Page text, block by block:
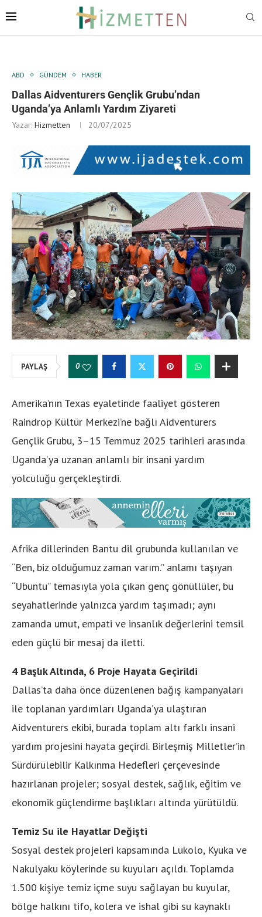
ABD GÜNDEM HABER
Dallas Aidventurers Gençlik Grubu’ndan
Uganda’ya Anlamlı Yardım Ziyareti
Yazar: Hizmetten 20/07/2025
PAYLAŞ 0
Amerika’nın Texas eyaletinde faaliyet gösteren
Raindrop Kültür Merkezi’ne bağlı Aidventurers
Gençlik Grubu, 3–15 Temmuz 2025 tarihleri arasında
Uganda’ya uzanan anlamlı bir insani yardım
yolculuğu gerçekleştirdi.
Afrika dillerinden Bantu dil grubunda kullanılan ve
“Ben, biz olduğumuz zaman varım.” anlamı taşıyan
“Ubuntu” temasıyla yola çıkan genç gönüllüler, bu
seyahatlerinde yalnızca yardım taşımadı; aynı
zamanda umut, empati ve insanlık değerlerini temsil
eden güçlü bir mesaj da iletti.
4 Başlık Altında, 6 Proje Hayata Geçirildi
Dallas’ta daha önce düzenlenen bağış kampanyaları
ile toplanan yardımları Uganda’ya ulaştıran
Aidventurers ekibi, burada toplam altı farklı insani
yardım projesini hayata geçirdi. Birleşmiş Milletler’in
Sürdürülebilir Kalkınma Hedefleri çerçevesinde
hazırlanan projeler; sosyal destek, sağlık, eğitim ve
ekonomik güçlendirme başlıkları altında yürütüldü.
Temiz Su ile Hayatlar Değişti
Sosyal destek projeleri kapsamında Lukolo, Kyuka ve
Nakulyaku köylerinde su kuyuları açıldı. Toplamda
1.500 kişiye temiz içme suyu sağlayan bu kuyular,
bölge halkını tifo, kolera ve ishal gibi su kaynaklı